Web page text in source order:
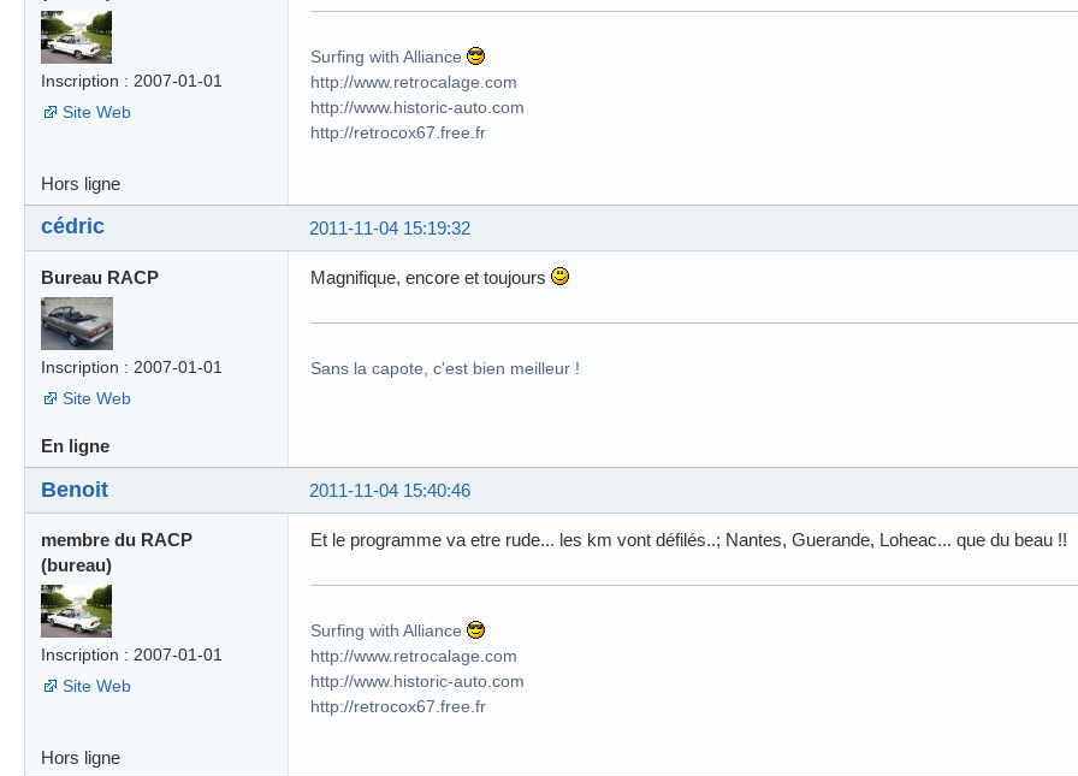
Inscription : 2007-01-01
Site Web
Surfing with Alliance
http://www.retrocalage.com
http://www.historic-auto.com
http://retrocox67.free.fr
Hors ligne
2011-11-04 15:19:32
cédric
Bureau RACP
Inscription : 2007-01-01
Site Web
Magnifique, encore et toujours
Sans la capote, c'est bien meilleur !
En ligne
2011-11-04 15:40:46
Benoit
membre du RACP
(bureau)
Inscription : 2007-01-01
Site Web
Et le programme va etre rude... les km vont défilés..; Nantes, Guerande, Loheac... que du beau !!
Surfing with Alliance
http://www.retrocalage.com
http://www.historic-auto.com
http://retrocox67.free.fr
Hors ligne